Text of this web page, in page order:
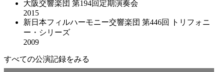
大阪交響楽団 第194回定期演奏会
2015
新日本フィルハーモニー交響楽団 第446回 トリフォニ
ー・シリーズ
2009
すべての公演記録をみる